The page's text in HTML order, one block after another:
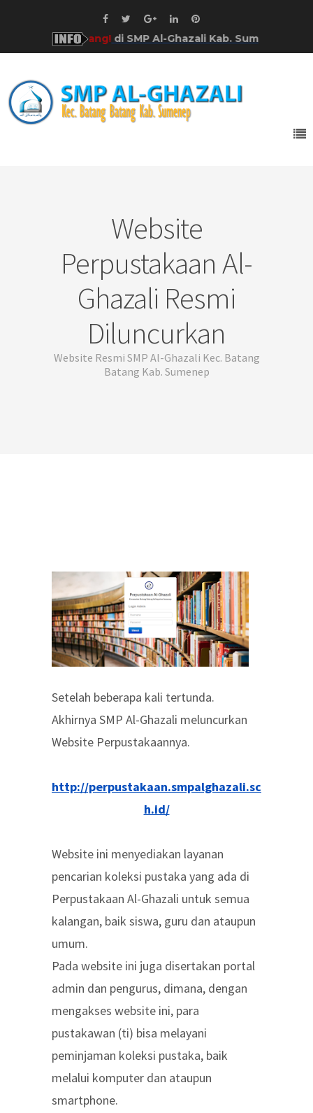
Datang! di SMP Al-Ghazali Kab. Sumenep!
Website
Perpustakaan Al-
Ghazali Resmi
Diluncurkan
Website Resmi SMP Al-Ghazali Kec. Batang
Batang Kab. Sumenep
Setelah beberapa kali tertunda.
Akhirnya SMP Al-Ghazali meluncurkan
Website Perpustakaannya.
http://perpustakaan.smpalghazali.sc
h.id/
Website ini menyediakan layanan
pencarian koleksi pustaka yang ada di
Perpustakaan Al-Ghazali untuk semua
kalangan, baik siswa, guru dan ataupun
umum.
Pada website ini juga disertakan portal
admin dan pengurus, dimana, dengan
mengakses website ini, para
pustakawan (ti) bisa melayani
peminjaman koleksi pustaka, baik
melalui komputer dan ataupun
smartphone.